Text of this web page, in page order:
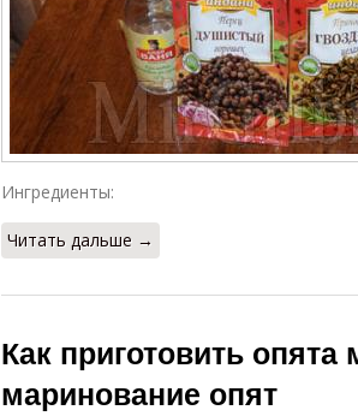
Ингредиенты:
Читать дальше →
Как приготовить
маринование опят